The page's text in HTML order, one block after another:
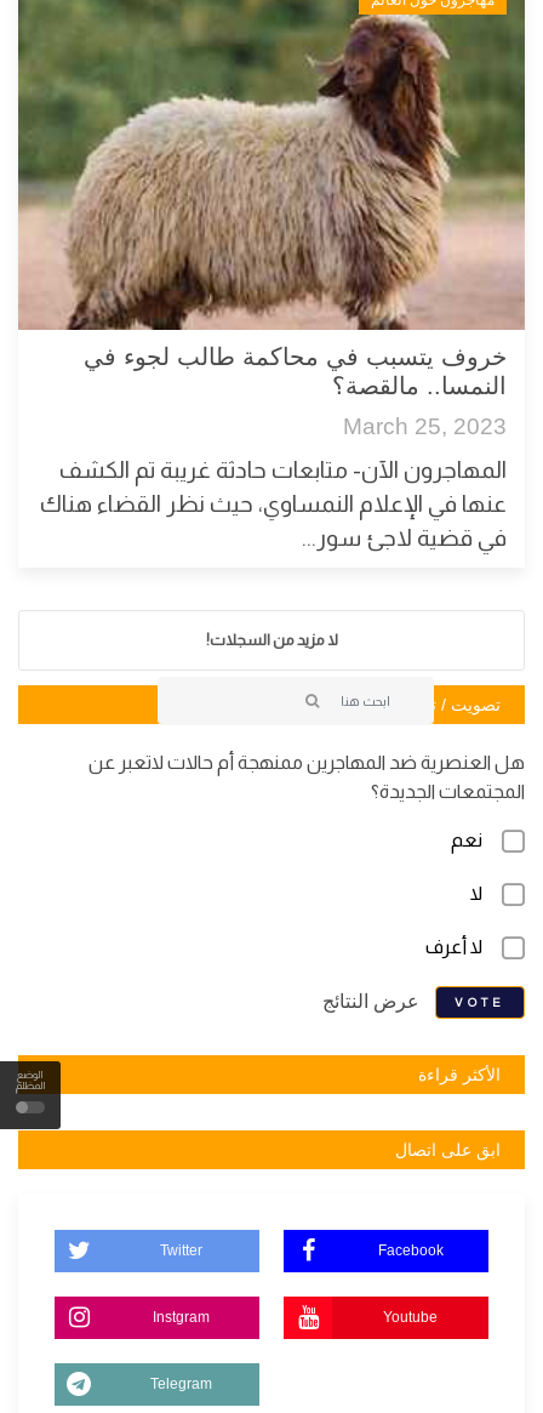
الوضع
المظلم
خروف يتسبب في محاكمة طالب لجوء في
النمسا.. مالقصة؟
March 25, 2023
المهاجرون الآن- متابعات حادثة غريبة تم الكشف
عنها في الإعلام النمساوي، حيث نظر القضاء هناك
في قضية لاجئ سور...
لا مزيد من السجلات!
تصويت / تصويت
هل العنصرية ضد المهاجرين ممنهجة أم حالات لاتعبر عن
المجتمعات الجديدة؟
نعم
لا
لا أعرف
VOTE عرض النتائج
الأكثر قراءة
ابق على اتصال
Twitter Facebook
Instgram Youtube
Telegram